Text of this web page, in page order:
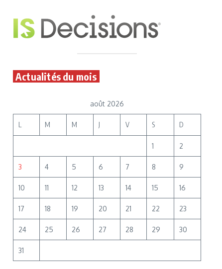
Actualités du mois
août 2026
L M M J V S D
1 2
3 4 5 6 7 8 9
10 11 12 13 14 15 16
17 18 19 20 21 22 23
24 25 26 27 28 29 30
31